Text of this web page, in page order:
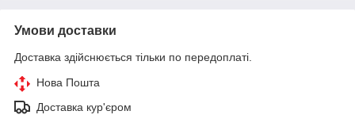
Умови доставки
Доставка здійснюється тільки по передоплаті.
Нова Пошта
Доставка кур'єром